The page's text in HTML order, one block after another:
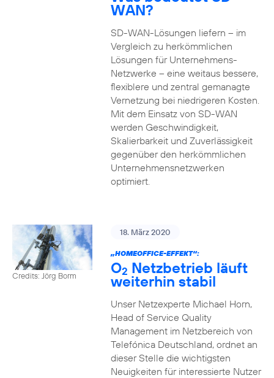
WAN?
SD-WAN-Lösungen liefern – im
Vergleich zu herkömmlichen
Lösungen für Unternehmens-
Netzwerke – eine weitaus bessere,
flexiblere und zentral gemanagte
Vernetzung bei niedrigeren Kosten.
Mit dem Einsatz von SD-WAN
werden Geschwindigkeit,
Skalierbarkeit und Zuverlässigkeit
gegenüber den herkömmlichen
Unternehmensnetzwerken
optimiert.
Credits: Jörg Borm
18. März 2020
„HOMEOFFICE-EFFEKT“:
O2 Netzbetrieb läuft
weiterhin stabil
Unser Netzexperte Michael Horn,
Head of Service Quality
Management im Netzbereich von
Telefónica Deutschland, ordnet an
dieser Stelle die wichtigsten
Neuigkeiten für interessierte Nutzer